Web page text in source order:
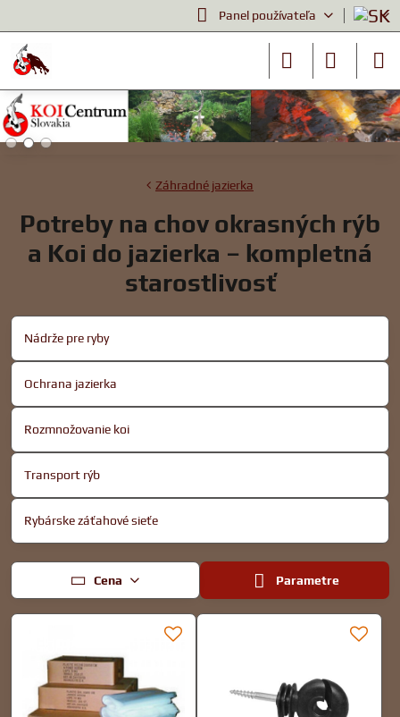
Panel používateľa
Záhradné jazierka
Potreby na chov okrasných rýb
a Koi do jazierka – kompletná
starostlivosť
Nádrže pre ryby
Ochrana jazierka
Rozmnožovanie koi
Transport rýb
Rybárske záťahové sieťe
Cena Parametre